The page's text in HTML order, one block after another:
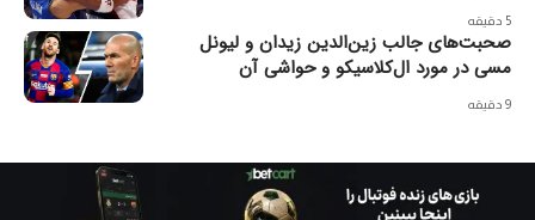
5 دقیقه
صحبت‌های جالب زین‌الدین زیدان و لیونل
مسی در مورد ال‌کلاسیکو و حواشی‌ آن
9 دقیقه